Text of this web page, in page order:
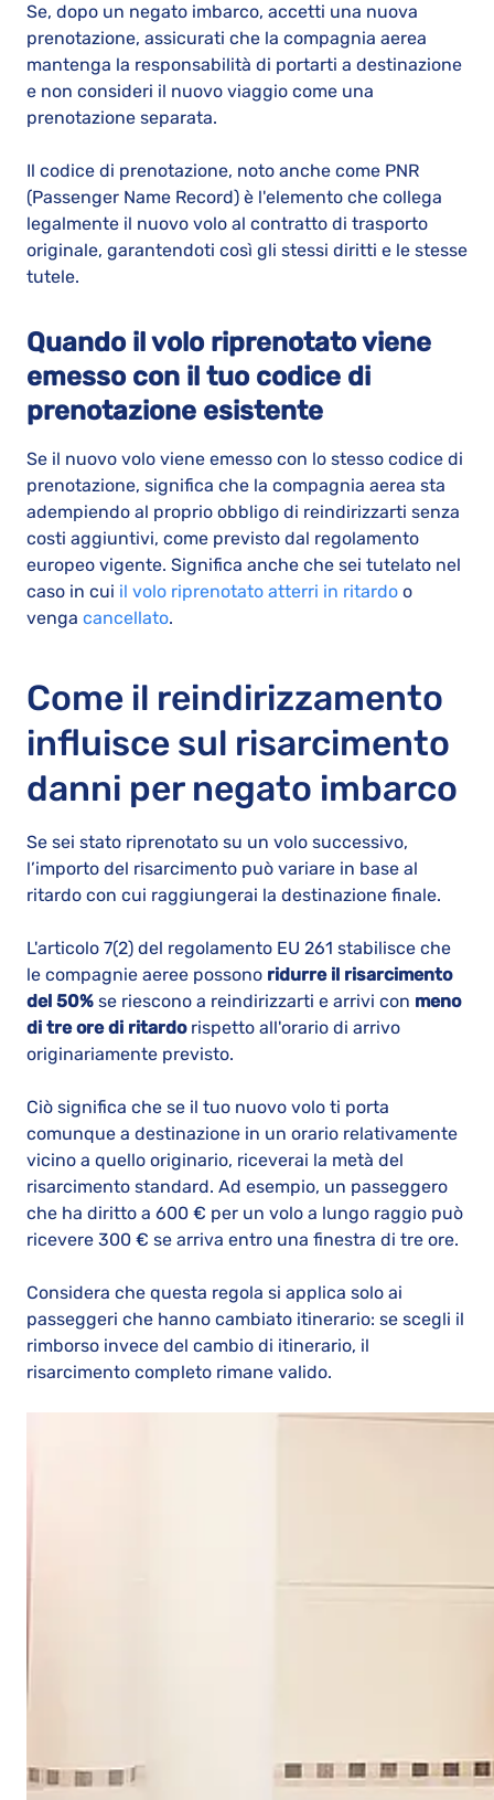
Se, dopo un negato imbarco, accetti una nuova
prenotazione, assicurati che la compagnia aerea
mantenga la responsabilità di portarti a destinazione
e non consideri il nuovo viaggio come una
prenotazione separata.
Il codice di prenotazione, noto anche come PNR
(Passenger Name Record) è l'elemento che collega
legalmente il nuovo volo al contratto di trasporto
originale, garantendoti così gli stessi diritti e le stesse
tutele.
Quando il volo riprenotato viene
emesso con il tuo codice di
prenotazione esistente
Se il nuovo volo viene emesso con lo stesso codice di
prenotazione, significa che la compagnia aerea sta
adempiendo al proprio obbligo di reindirizzarti senza
costi aggiuntivi, come previsto dal regolamento
europeo vigente. Significa anche che sei tutelato nel
caso in cui il volo riprenotato atterri in ritardo o
venga cancellato.
Come il reindirizzamento
influisce sul risarcimento
danni per negato imbarco
Se sei stato riprenotato su un volo successivo,
l’importo del risarcimento può variare in base al
ritardo con cui raggiungerai la destinazione finale.
L'articolo 7(2) del regolamento EU 261 stabilisce che
le compagnie aeree possono ridurre il risarcimento
del 50% se riescono a reindirizzarti e arrivi con meno
di tre ore di ritardorispetto all'orario di arrivo
originariamente previsto.
Ciò significa che se il tuo nuovo volo ti porta
comunque a destinazione in un orario relativamente
vicino a quello originario, riceverai la metà del
risarcimento standard. Ad esempio, un passeggero
che ha diritto a 600 € per un volo a lungo raggio può
ricevere 300 € se arriva entro una finestra di tre ore.
Considera che questa regola si applica solo ai
passeggeri che hanno cambiato itinerario: se scegli il
rimborso invece del cambio di itinerario, il
risarcimento completo rimane valido.